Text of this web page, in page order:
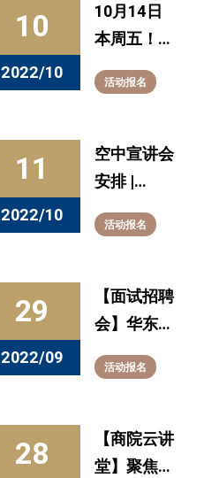
10
2022/10
10月14日
本周五！与
您相约第八
届中国行动
活动报名
11
2022/10
空中宣讲会
安排 |
10.11-
10.14
活动报名
29
2022/09
【面试招聘
会】华东理
工大学
2023届首
会
活动报名
28
【商院云讲
堂】聚焦人